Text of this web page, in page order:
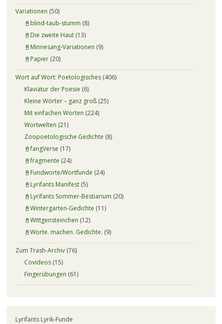
Variationen (50)
📓blind-taub-stumm (8)
📓Die zweite Haut(13)
📓Minnesang-Variationen (9)
📓Papier(20)
Wort auf Wort: Poetologisches(406)
Klaviatur der Poesie (6)
Kleine Wörter – ganz groß(25)
Mit einfachen Worten (224)
Wortwelten (21)
Zoopoetologische Gedichte (8)
📓fangVerse (17)
📓fragmente (24)
📓Fundworte/Wortfunde (24)
📓Lyrifants Manifest(5)
📓Lyrifants Sommer-Bestiarium (20)
📓Wintergarten-Gedichte (11)
📓Wittgensteinchen (12)
📓Worte. machen. Gedichte. (9)
Zum Trash-Archiv(76)
Covideos(15)
Fingerübungen (61)
Lyrifants Lyrik-Funde